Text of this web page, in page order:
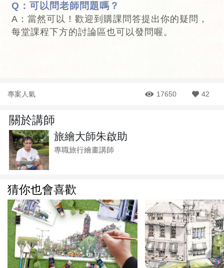
Q：可以問老師問題嗎？
A：當然可以！歡迎到購課問答提出你的疑問，
每堂課程下方的討論區也可以發問喔。
專案人氣 17650 42
關於講師
旅繪大師朱啟助
專職旅行繪畫講師
猜你也會喜歡